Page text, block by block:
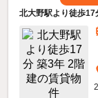
北大野駅より徒歩